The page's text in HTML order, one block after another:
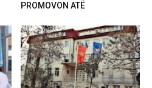
PROMOVON ATË